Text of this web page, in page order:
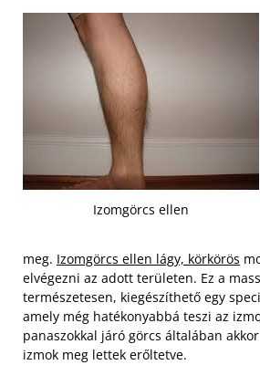
Izomgörcs ellen
meg. Izomgörcs ellen lágy, körkörös
elvégezni az adott területen. Ez a
természetesen, kiegészíthető egy
amely még hatékonyabbá teszi az
panaszokkal járó görcs általában
izmok meg lettek erőltetve.